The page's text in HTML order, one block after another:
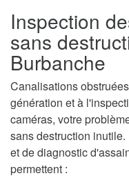
Inspection
sans
Burbanche
Canalisations
génération et à
caméras, votre
sans destruction
et de diagnostic
permettent :